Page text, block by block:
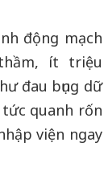
động mạch
ít triệu
đau bụng dữ
tức quanh rốn
viện ngay